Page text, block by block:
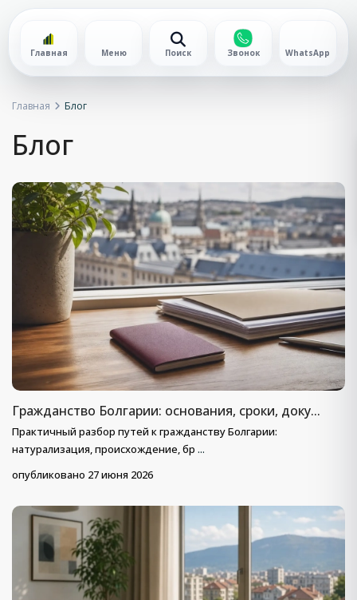
Главная Меню Поиск Звонок WhatsApp
Главная Блог
Блог
Гражданство Болгарии: основания, сроки, доку...
Практичный разбор путей к гражданству Болгарии:
натурализация, происхождение, бр ...
опубликовано 27 июня 2026